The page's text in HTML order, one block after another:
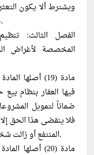
ويشترط ألا يكون
حالة من حالات التفالس بالتدليس.
الفصل الثالث:
المخصصة لأغراض
فيها العقار بنظام
ضماناً لتمويل
فلا ينقضى هذا الحق إلا
المنتفع أو زالت شخصيته الاعتبارية، بحسب الأحوال.